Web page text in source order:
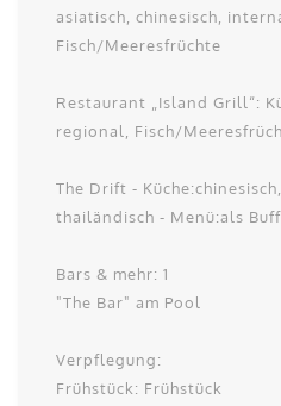
asiatisch, chinesisch,
Fisch/Meeresfrüchte
Restaurant „Island Grill“:
regional, Fisch/
The Drift -
thailändisch - Menü:als
Bars & mehr: 1
"The Bar" am Pool
Verpflegung:
Frühstück: Frühstück